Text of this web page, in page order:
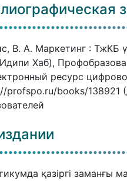
В. А. Маркетинг : ТжКБ
Хаб),
ресурс
profspo.ru/books/138921
қазіргі заманғы